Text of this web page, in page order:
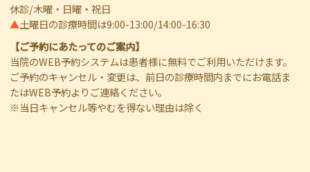
休診/木曜・日曜・祝日
▲土曜日の診療時間は9:00-13:00/14:00-16:30
【ご予約にあたってのご案内】
当院のWEB予約システムは患者様に無料でご利用いただけます。
ご予約のキャンセル・変更は、前日の診療時間内までにお電話ま
たはWEB予約よりご連絡ください。
※当日キャンセル等やむを得ない理由は除く